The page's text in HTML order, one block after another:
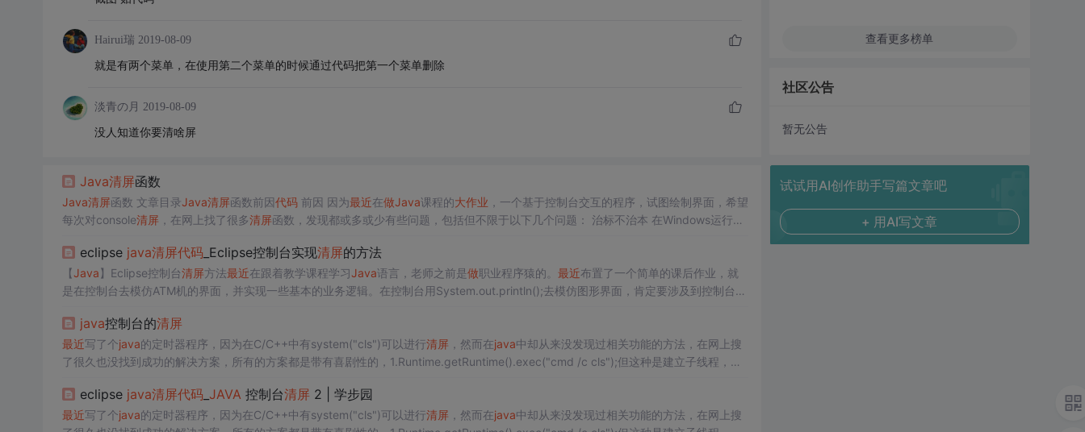
Hairui瑞 2019-08-09
就是有两个菜单，在使用第二个菜单的时候通过代码把第一个菜单删除
淡青の月 2019-08-09
没人知道你要清啥屏
Java清屏函数
Java清屏函数 文章目录Java清屏函数前因代码前因 因为最近在做Java课程的大作业 ，一个基于控制台交互的程序，试图绘制界面，希望
每次对console清屏 ，在网上找了很多清屏函数，发现都或多或少有些问题，包括但不限于以下几个问题： 治标不治本 在Windows运行正
于得出了一个能实现比较满意的效果的代码 ： /** *清屏
eclipse java清屏代码 _Eclipse控制台实现清屏的方法
【Java】Eclipse控制台清屏方法最近在跟着教学课程学习Java语言，老师之前是做职业程序猿的。 最近布置了一个简单的课后作业，就
是在控制台去模仿ATM机的界面，并实现一些基本的业务逻辑。在控制台用System.out.println();去模仿图形界面，肯定要涉及到控制台的
java控制台的清屏
最近写了个java的定时器程序，因为在C/C++中有system("cls")可以进行清屏 ，然而在java中却从来没发现过相关功能的方法，在网上搜
了很久也没找到成功的解决方案，所有的方案都是带有喜剧性的，1.Runtime.getRuntime().exec("cmd /c cls");但这种是建立子线程，不
eclipse java清屏代码 JAVA 控制台清屏2 | 学步园
最近写了个java的定时器程序，因为在C/C++中有system("cls")可以进行清屏 ，然而在java中却从来没发现过相关功能的方法，在网上搜
查看更多榜单
社区公告
暂无公告
试试用AI创作助手写篇文章吧
+ 用AI写文章